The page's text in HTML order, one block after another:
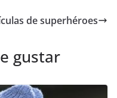
de superhéroes
gustar